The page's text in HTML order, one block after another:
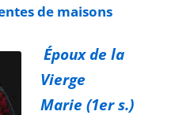
de maisons
Époux de la
Vierge
Marie (1er s.)